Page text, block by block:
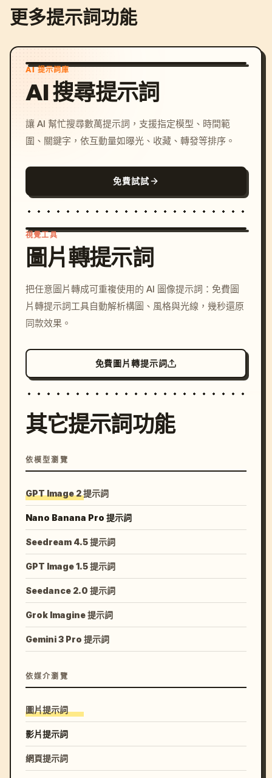
更多提示詞功能
AI 提示詞庫
AI 搜尋提示詞
讓 AI 幫忙搜尋數萬提示詞，支援指定模型、時間範
圍、關鍵字，依互動量如曝光、收藏、轉發等排序。
免費試試
c, cyberpunk sunset, neon
colors, 8k --v 6.0
視覺工具
圖片轉提示詞
把任意圖片轉成可重複使用的 AI 圖像提示詞：免費圖
片轉提示詞工具自動解析構圖、風格與光線，幾秒還原
同款效果。
免費圖片轉提示詞
其它提示詞功能
依模型瀏覽
GPT Image 2 提示詞
Nano Banana Pro 提示詞
Seedream 4.5 提示詞
GPT Image 1.5 提示詞
Seedance 2.0 提示詞
Grok Imagine 提示詞
Gemini 3 Pro 提示詞
依媒介瀏覽
圖片提示詞
影片提示詞
網頁提示詞